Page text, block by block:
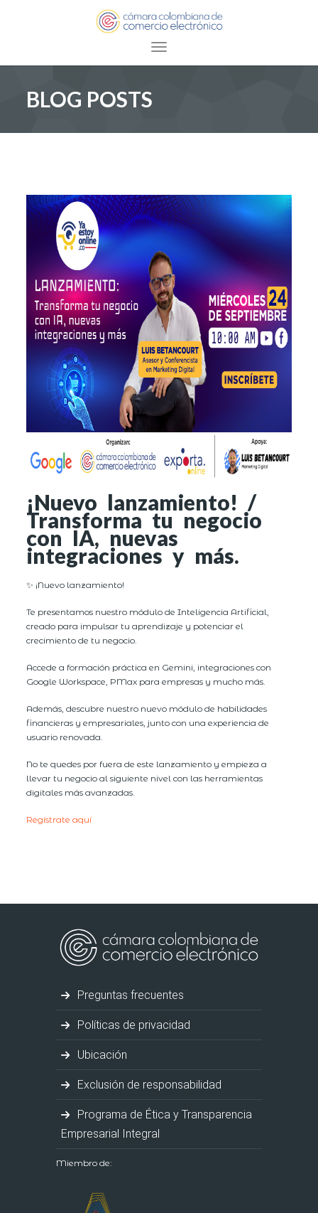
Toggle navigation
BLOG POSTS
¡Nuevo lanzamiento! /
Transforma tu negocio
con IA, nuevas
integraciones y más.
✨ ¡Nuevo lanzamiento!
Te presentamos nuestro módulo de Inteligencia Artificial,
creado para impulsar tu aprendizaje y potenciar el
crecimiento de tu negocio.
Accede a formación práctica en Gemini, integraciones con
Google Workspace, PMax para empresas y mucho más.
Además, descubre nuestro nuevo módulo de habilidades
financieras y empresariales, junto con una experiencia de
usuario renovada.
No te quedes por fuera de este lanzamiento y empieza a
llevar tu negocio al siguiente nivel con las herramientas
digitales más avanzadas.
Regístrate aquí
Preguntas frecuentes
Políticas de privacidad
Ubicación
Exclusión de responsabilidad
Programa de Ética y Transparencia
Empresarial Integral
Miembro de: